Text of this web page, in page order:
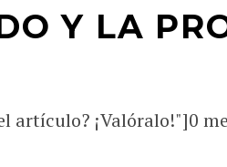
Y LA
artículo? ¡Valóralo!"]0